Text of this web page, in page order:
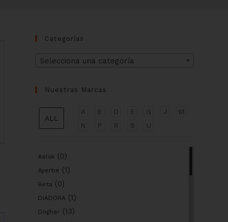
Categorías
Selecciona una categoría
Nuestras Marcas
ALL
A B D E G J
M
N
P R S U
Aslak (0)
Ayerbe (1)
Beta (0)
DIADORA (1)
Dogher (13)